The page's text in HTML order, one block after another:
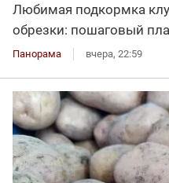
Любимая подкормка
обрезки: пошаговый
Панорама вчера, 22:59